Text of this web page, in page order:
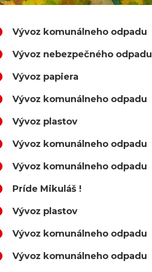
Vývoz komunálneho odpadu
Vývoz nebezpečného odpadu
Vývoz papiera
Vývoz komunálneho odpadu
Vývoz plastov
Vývoz komunálneho odpadu
Vývoz komunálneho odpadu
Príde Mikuláš !
Vývoz plastov
Vývoz komunálneho odpadu
Vývoz komunálneho odpadu